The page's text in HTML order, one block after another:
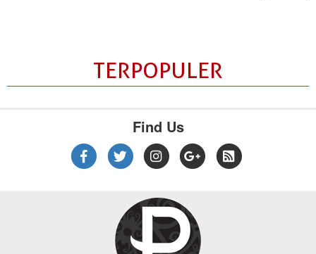
TERPOPULER
Find Us